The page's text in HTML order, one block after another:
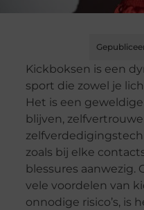
Kickboksen is een
sport die zowel je
Het is een
blijven,
zoals bij elke
blessures aanwezig.
vele voordelen van
onnodige risico’s, is